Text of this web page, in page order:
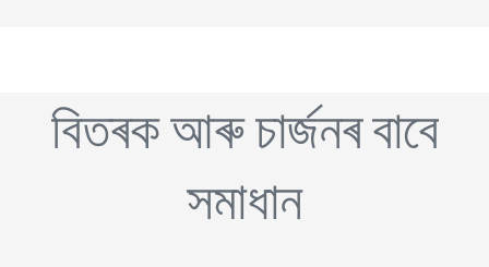
বিতৰক আৰু চাৰ্জনৰ বাবে
সমাধান